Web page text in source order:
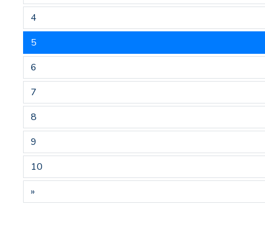
4
5
6
7
8
9
10
»